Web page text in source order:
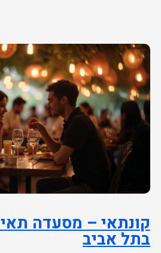
קונתאי – מסעדה
בתל אביב